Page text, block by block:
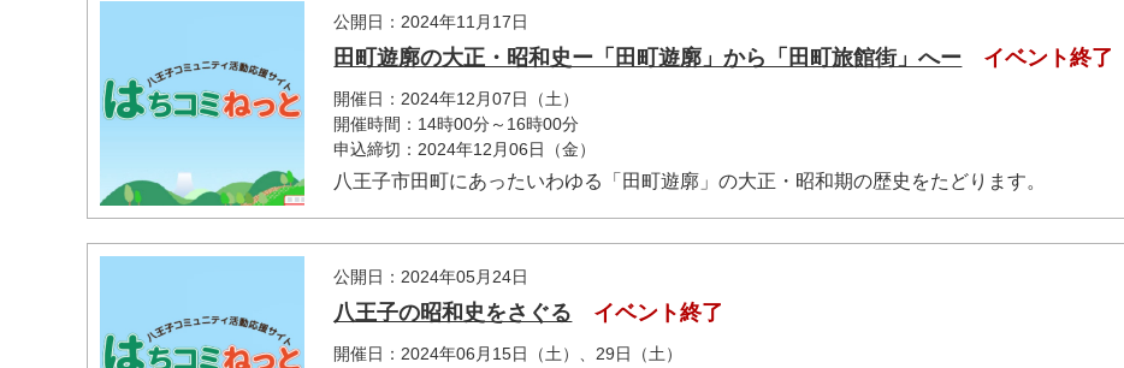
公開日：2024年11月17日
田町遊廓の大正・昭和史ー「田町遊廓」から「田町旅館街」へー イベント終了
開催日：2024年12月07日（土）
開催時間：14時00分～16時00分
申込締切：2024年12月06日（金）
八王子市田町にあったいわゆる「田町遊廓」の大正・昭和期の歴史をたどります。
公開日：2024年05月24日
八王子の昭和史をさぐる イベント終了
開催日：2024年06月15日（土）、29日（土）